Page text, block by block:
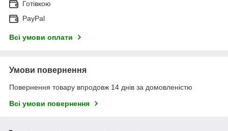
Готівкою
PayPal
Всі умови оплати
Умови повернення
Повернення товару впродовж 14 днів за домовленістю
Всі умови повернення